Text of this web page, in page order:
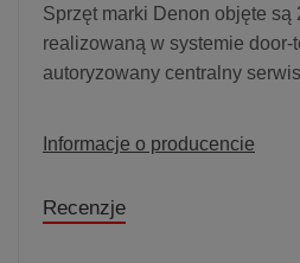
Sprzęt marki Denon objęte są
realizowaną w systemie door-
autoryzowany centralny
Informacje o producencie
Recenzje